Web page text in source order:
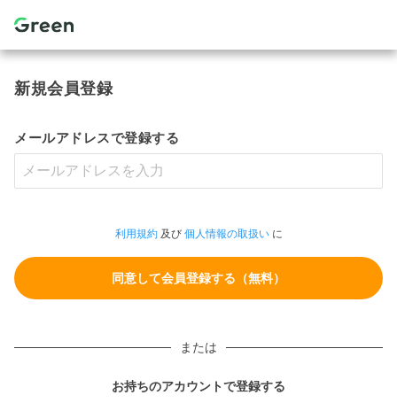
新規会員登録
メールアドレスで登録する
利用規約及び 個人情報の取扱いに
または
お持ちのアカウントで登録する